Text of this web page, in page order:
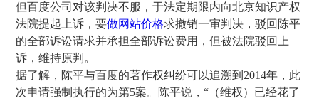
但百度公司对该判决不服，于法定期限内向北京知识产权
法院提起上诉，要做网站价格求撤销一审判决，驳回陈平
的全部诉讼请求并承担全部诉讼费用， 但被法院驳回上
诉，维持原判。
据了解，陈平与百度的著作权纠纷可以追溯到2014年，此
次申请强制执行的为第5案。陈平说，“（维权）已经花了